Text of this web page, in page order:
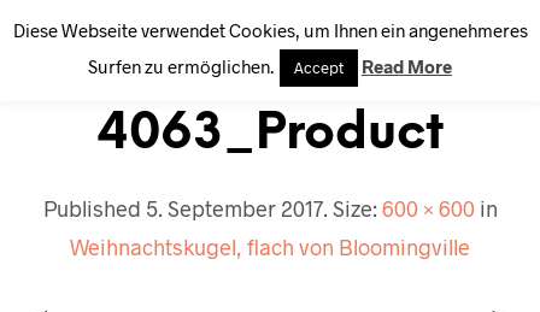
0
4063_Product
Published 5. September 2017. Size: 600 × 600in
Weihnachtskugel, flach von Bloomingville
Diese Webseite verwendet Cookies, um Ihnen ein angenehmeres
Surfen zu ermöglichen.
Accept Read More